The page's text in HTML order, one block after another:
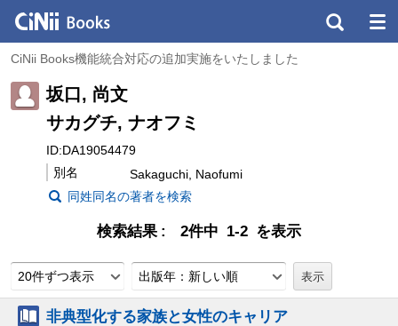
CiNii Books機能統合対応の追加実施をいたしました
坂口, 尚文
サカグチ, ナオフミ
ID:DA19054479
別名
Sakaguchi, Naofumi
同姓同名の著者を検索
検索結果 2件中 1-2 を表示
20件ずつ表示 出版年：新しい順
非典型化する家族と女性のキャリア